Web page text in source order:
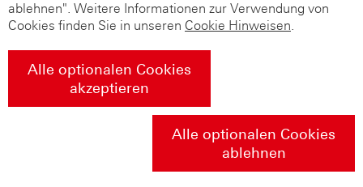
ablehnen". Weitere Informationen zur Verwendung von
Cookies finden Sie in unseren Cookie Hinweisen.
Alle optionalen Cookies
akzeptieren
Alle optionalen Cookies
ablehnen